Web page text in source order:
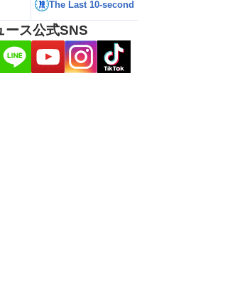
The Last 10-second
ース公式SNS